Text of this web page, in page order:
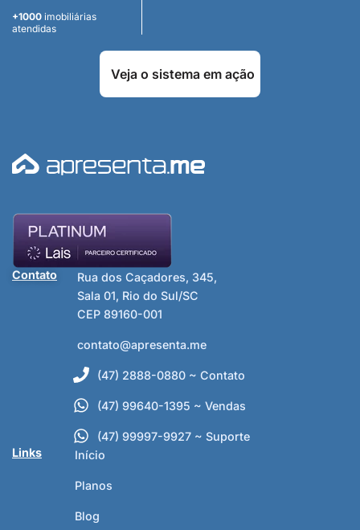
+1000 imobiliárias
atendidas
Veja o sistema em ação
Contato
Rua dos Caçadores, 345,
Sala 01, Rio do Sul/SC
CEP 89160-001
contato@apresenta.me
(47) 2888-0880 ~ Contato
(47) 99640-1395 ~ Vendas
(47) 99997-9927 ~ Suporte
Links
Início
Planos
Blog